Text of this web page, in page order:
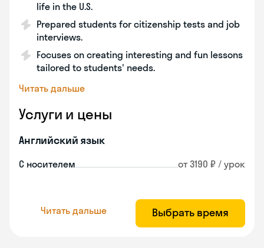
life in the U.S.
Prepared students for citizenship tests and job
interviews.
Focuses on creating interesting and fun lessons
tailored to students' needs.
Читать дальше
Услуги и цены
Английский язык
С носителем от 3190 ₽ / урок
Читать дальше Выбрать время